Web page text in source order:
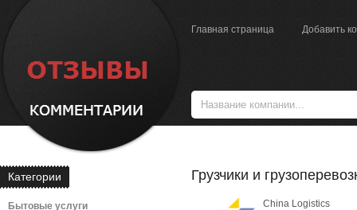
Главная страница Добавить
Категории
Бытовые услуги
Грузчики и
China Logistics